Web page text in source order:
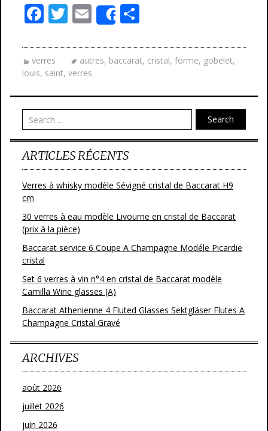
F
e
b
o
o
k
T
itt
er
E
m
ai
l
Share
ta
g
er
verres autres, baccarat, cristal, forme, gobelet,
louis, saint, verres
Search
ARTICLES RÉCENTS
Verres à whisky modèle Sévigné cristal de Baccarat H9
cm
30 verres à eau modèle Livourne en cristal de Baccarat
(prix à la pièce)
Baccarat service 6 Coupe A Champagne Modéle Picardie
cristal
Set 6 verres à vin n°4 en cristal de Baccarat modèle
Camilla Wine glasses (A)
Baccarat Athenienne 4 Fluted Glasses Sektgläser Flutes A
Champagne Cristal Gravé
ARCHIVES
août 2026
juillet 2026
juin 2026